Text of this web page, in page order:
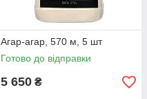
Агар-агар, 570 м, 5 шт
Готово до відправки
5 650 ₴